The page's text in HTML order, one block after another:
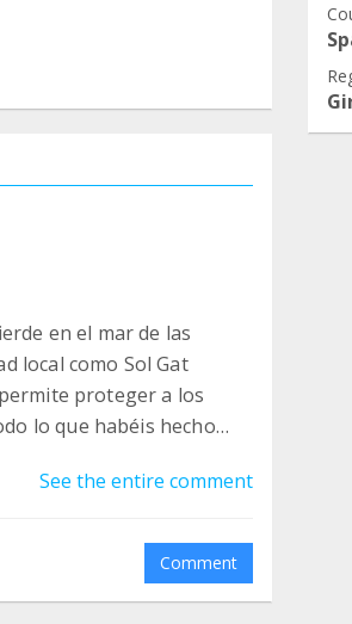
en el mar de las
local como Sol Gat
proteger a los
lo que habéis hecho
cerrado estos
felinos (¡la gran mayoría
See the entire comment
Comment